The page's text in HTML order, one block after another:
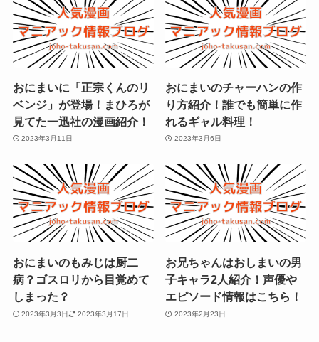
おにまいに「正宗くんのリ
ベンジ」が登場！まひろが
見てた一迅社の漫画紹介！
2023年3月11日
おにまいのチャーハンの作
り方紹介！誰でも簡単に作
れるギャル料理！
2023年3月6日
おにまいのもみじは厨二
病？ゴスロリから目覚めて
しまった？
2023年3月3日 2023年3月17日
お兄ちゃんはおしまいの男
子キャラ2人紹介！声優や
エピソード情報はこちら！
2023年2月23日